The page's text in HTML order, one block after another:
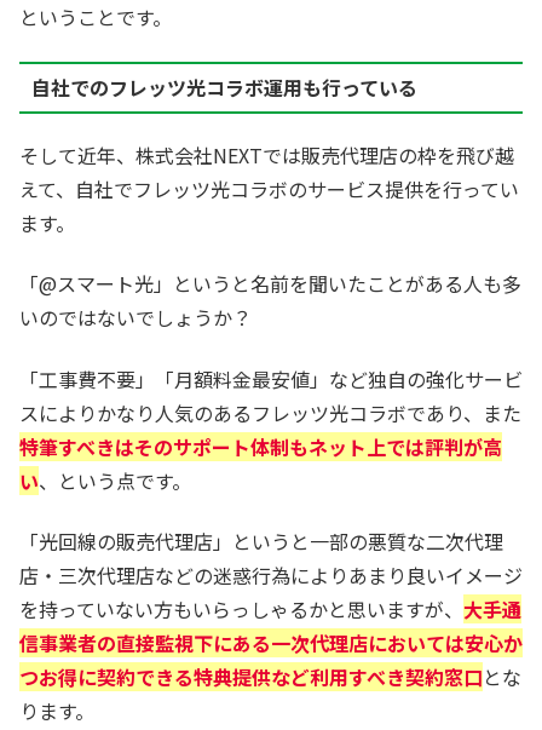
ということです。
自社でのフレッツ光コラボ運用も行っている
そして近年、株式会社NEXTでは販売代理店の枠を飛び越
えて、自社でフレッツ光コラボのサービス提供を行ってい
ます。
「@スマート光」というと名前を聞いたことがある人も多
いのではないでしょうか？
「工事費不要」「月額料金最安値」など独自の強化サービ
スによりかなり人気のあるフレッツ光コラボであり、また
特筆すべきはそのサポート体制もネット上では評判が高
い、という点です。
「光回線の販売代理店」というと一部の悪質な二次代理
店・三次代理店などの迷惑行為によりあまり良いイメージ
を持っていない方もいらっしゃるかと思いますが、 大手通
信事業者の直接監視下にある一次代理店においては安心か
つお得に契約できる特典提供など利用すべき契約窓口とな
ります。